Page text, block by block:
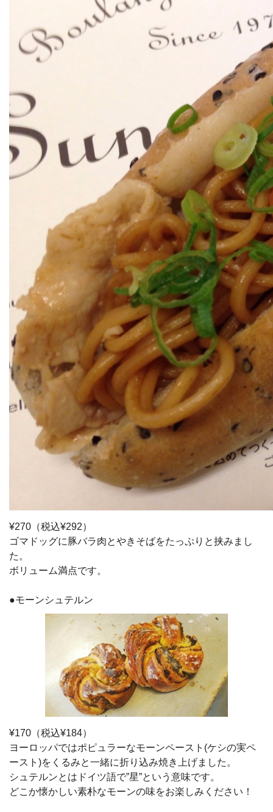
¥270（税込¥292）
ゴマドッグに豚バラ肉とやきそばをたっぷりと挟みまし
た。
ボリューム満点です。
●モーンシュテルン
¥170（税込¥184）
ヨーロッパではポピュラーなモーンペースト(ケシの実ペ
ースト)をくるみと一緒に折り込み焼き上げました。
シュテルンとはドイツ語で”星”という意味です。
どこか懐かしい素朴なモーンの味をお楽しみください！